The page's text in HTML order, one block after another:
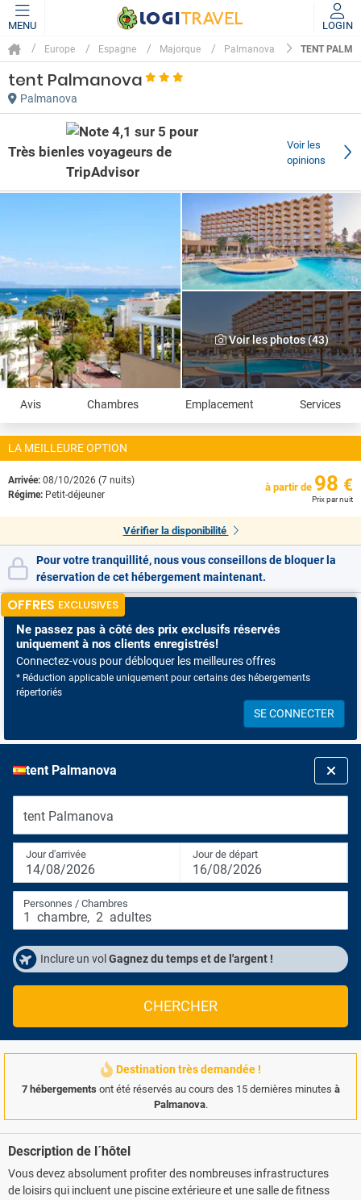
MENU LOGIN
Europe Espagne Majorque Palmanova TENT
tent Palmanova
Palmanova
Très bien
Voir les
opinions
Voir les photos (43)
Avis Chambres Emplacement Services
LA MEILLEURE OPTION
Arrivée: 08/10/2026 (7 nuits)
Régime: Petit-déjeuner
à partir de 98 €
Prix par nuit
Vérifier la disponibilité
Pour votre tranquillité, nous vous conseillons de bloquer la
réservation de cet hébergement maintenant.
OFFRES EXCLUSIVES
Ne passez pas à côté des prix exclusifs réservés
uniquement à nos clients enregistrés!
Connectez-vous pour débloquer les meilleures offres
* Réduction applicable uniquement pour certains des hébergements
répertoriés
SE CONNECTER
tent Palmanova
tent Palmanova
Jour d'arrivée
14/08/2026
Jour de départ
16/08/2026
Personnes / Chambres
1 chambre, 2 adultes
Inclure un vol Gagnez du temps et de l'argent !
CHERCHER
Destination très demandée !
7 hébergements ont été réservés au cours des 15 dernières minutes à
Palmanova.
Description de l´hôtel
Vous devez absolument profiter des nombreuses infrastructures
de loisirs qui incluent une piscine extérieure et une salle de fitness